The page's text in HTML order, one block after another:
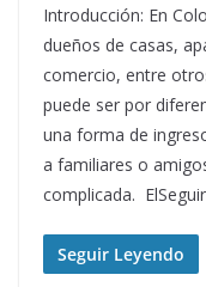
Introducción: En
dueños de casas,
comercio, entre
puede ser por
una forma de
a familiares o
complicada.
Seguir Leyendo